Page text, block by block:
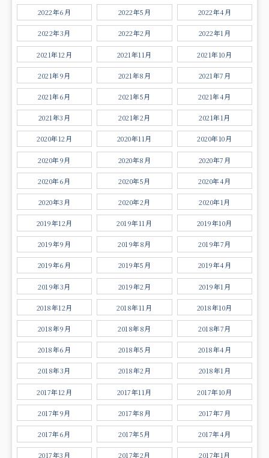
2022年6月 2022年5月 2022年4月
2022年3月 2022年2月 2022年1月
2021年12月 2021年11月 2021年10月
2021年9月 2021年8月 2021年7月
2021年6月 2021年5月 2021年4月
2021年3月 2021年2月 2021年1月
2020年12月 2020年11月 2020年10月
2020年9月 2020年8月 2020年7月
2020年6月 2020年5月 2020年4月
2020年3月 2020年2月 2020年1月
2019年12月 2019年11月 2019年10月
2019年9月 2019年8月 2019年7月
2019年6月 2019年5月 2019年4月
2019年3月 2019年2月 2019年1月
2018年12月 2018年11月 2018年10月
2018年9月 2018年8月 2018年7月
2018年6月 2018年5月 2018年4月
2018年3月 2018年2月 2018年1月
2017年12月 2017年11月 2017年10月
2017年9月 2017年8月 2017年7月
2017年6月 2017年5月 2017年4月
2017年3月 2017年2月 2017年1月